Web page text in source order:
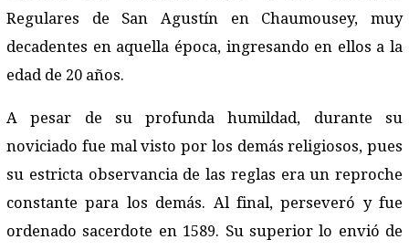
Regulares de San Agustín en Chaumousey, muy
decadentes en aquella época, ingresando en ellos a la
edad de 20 años.
A pesar de su profunda humildad, durante su
noviciado fue mal visto por los demás religiosos, pues
su estricta observancia de las reglas era un reproche
constante para los demás. Al final, perseveró y fue
ordenado sacerdote en 1589. Su superior lo envió de